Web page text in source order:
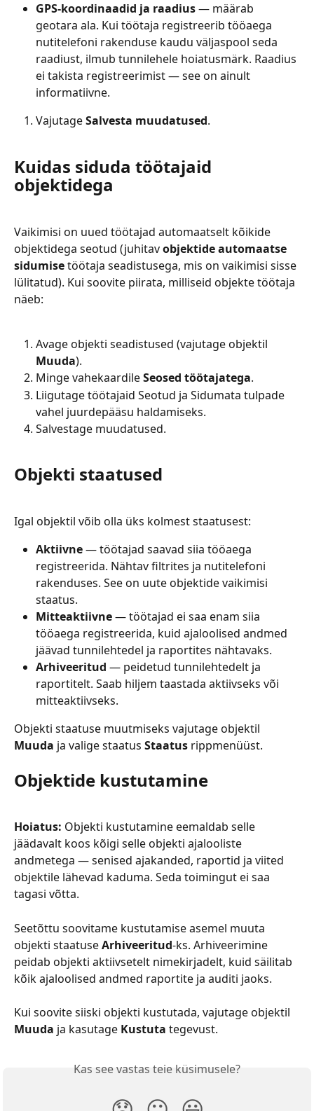
GPS-koordinaadid ja raadius — määrab
geotara ala. Kui töötaja registreerib tööaega
nutitelefoni rakenduse kaudu väljaspool seda
raadiust, ilmub tunnilehele hoiatusmärk. Raadius
ei takista registreerimist — see on ainult
informatiivne.
Vajutage Salvesta muudatused.
Kuidas siduda töötajaid
objektidega
Vaikimisi on uued töötajad automaatselt kõikide
objektidega seotud (juhitav objektide automaatse
sidumise töötaja seadistusega, mis on vaikimisi sisse
lülitatud). Kui soovite piirata, milliseid objekte töötaja
näeb:
Avage objekti seadistused (vajutage objektil
Muuda).
Minge vahekaardile Seosed töötajatega.
Liigutage töötajaid Seotud ja Sidumata tulpade
vahel juurdepääsu haldamiseks.
Salvestage muudatused.
Objekti staatused
Igal objektil võib olla üks kolmest staatusest:
Aktiivne — töötajad saavad siia tööaega
registreerida. Nähtav filtrites ja nutitelefoni
rakenduses. See on uute objektide vaikimisi
staatus.
Mitteaktiivne — töötajad ei saa enam siia
tööaega registreerida, kuid ajaloolised andmed
jäävad tunnilehtedel ja raportites nähtavaks.
Arhiveeritud — peidetud tunnilehtedelt ja
raportitelt. Saab hiljem taastada aktiivseks või
mitteaktiivseks.
Objekti staatuse muutmiseks vajutage objektil
Muuda ja valige staatus Staatus rippmenüüst.
Objektide kustutamine
Hoiatus: Objekti kustutamine eemaldab selle
jäädavalt koos kõigi selle objekti ajalooliste
andmetega — senised ajakanded, raportid ja viited
objektile lähevad kaduma. Seda toimingut ei saa
tagasi võtta.
Seetõttu soovitame kustutamise asemel muuta
objekti staatuse Arhiveeritud-ks. Arhiveerimine
peidab objekti aktiivsetelt nimekirjadelt, kuid säilitab
kõik ajaloolised andmed raportite ja auditi jaoks.
Kui soovite siiski objekti kustutada, vajutage objektil
Muuda ja kasutage Kustuta tegevust.
Kas see vastas teie küsimusele?